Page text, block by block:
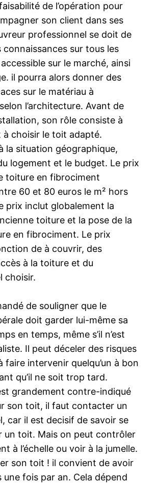
de l’opération pour
son client dans ses
professionnel se doit de
connaissances sur tous les
sur le marché, ainsi
il pourra alors donner des
sur le matériau à
l’architecture. Avant de
son rôle consiste à
à choisir le toit adapté.
la situation géographique,
logement et le budget. Le prix
toiture en fibrociment
60 et 80 euros le m² hors
prix inclut globalement la
toiture et la pose de la
en fibrociment. Le prix
de à couvrir, des
à la toiture et du
choisir.
de souligner que le
doit garder lui-même sa
en temps, même s’il n’est
Il peut déceler des risques
faire intervenir quelqu’un à bon
qu’il ne soit trop tard.
grandement contre-indiqué
son toit, il faut contacter un
car il est decisif de savoir se
un toit. Mais on peut contrôler
à l’échelle ou voir à la jumelle.
son toit ! il convient de avoir
une fois par an. Cela dépend